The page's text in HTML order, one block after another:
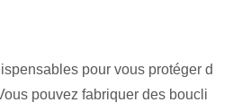
pour vous protéger d
pouvez fabriquer des boucli